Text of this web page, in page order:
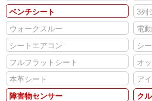
ベンチシート
3列
ウォークスルー
電
シートエアコン
シ
フルフラットシート
オ
本革シート
ア
障害物センサー
ク